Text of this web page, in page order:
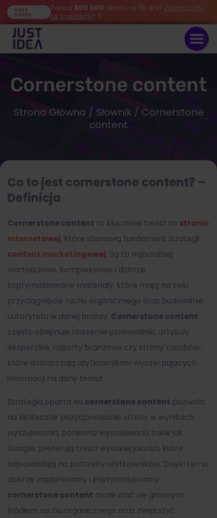
CASE
STUDY
Ponad 800 000 obrotu w 30 dni? Zobacz, jak
to zrobiliśmy! ?
Cornerstone content
Strona Główna / Słownik / Cornerstone
content
Co to jest cornerstone content? –
Definicja
Cornerstone content to kluczowe treści na stronie
internetowej, które stanowią fundament strategii
content marketingowej. Są to najbardziej
wartościowe, kompleksowe i dobrze
zoptymalizowane materiały, które mają na celu
przyciągnięcie ruchu organicznego oraz budowanie
autorytetu w danej branży. Cornerstone content
często obejmuje obszerne przewodniki, artykuły
eksperckie, raporty branżowe czy strony zasobów,
które dostarczają użytkownikom wyczerpujących
informacji na dany temat.
Strategia oparta na cornerstone content pozwala
na skuteczne pozycjonowanie strony w wynikach
wyszukiwania, ponieważ wyszukiwarki, takie jak
Google, preferują treści wysokiej jakości, które
odpowiadają na potrzeby użytkowników. Dzięki temu,
dobrze zaplanowany i zoptymalizowany
cornerstone content może stać się głównym
źródłem ruchu organicznego oraz zwiększyć